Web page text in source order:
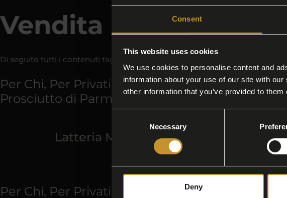
Consent
This website uses cookies
We use cookies to personalise content and
information about your use of our site with
other information that you’ve provided to
Necessary
Deny
Vendita Prosciutto di
Di seguito tutti i contenuti taggati con:
Per Chi, Per Privati - La nostra selezione di
Prosciutto di Parma
Latteria Mogliese
Per Chi, Per Privati - La nostra selezione di